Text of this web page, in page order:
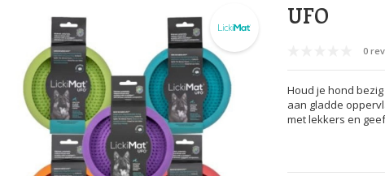
UFO
0
Houd je hond
aan gladde
met lekkers en